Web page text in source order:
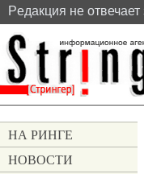
Pедакция не
НА РИНГЕ
НОВОСТИ